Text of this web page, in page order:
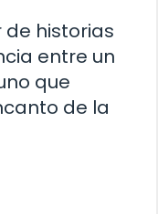
historias
entre un
que
de la